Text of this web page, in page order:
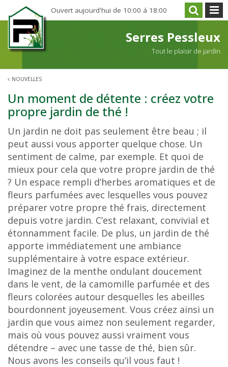
l
d
NOUVELLES
Ouvert aujourd'hui de 10:00 á 18:00
Serres Pessleux
Tout le plaisir de jardin
Un moment de détente : créez votre
propre jardin de thé !
Un jardin ne doit pas seulement être beau ; il
peut aussi vous apporter quelque chose. Un
sentiment de calme, par exemple. Et quoi de
mieux pour cela que votre propre jardin de thé
? Un espace rempli d’herbes aromatiques et de
fleurs parfumées avec lesquelles vous pouvez
préparer votre propre thé frais, directement
depuis votre jardin. C’est relaxant, convivial et
étonnamment facile. De plus, un jardin de thé
apporte immédiatement une ambiance
supplémentaire à votre espace extérieur.
Imaginez de la menthe ondulant doucement
dans le vent, de la camomille parfumée et des
fleurs colorées autour desquelles les abeilles
bourdonnent joyeusement. Vous créez ainsi un
jardin que vous aimez non seulement regarder,
mais où vous pouvez aussi vraiment vous
détendre – avec une tasse de thé, bien sûr.
Nous avons les conseils qu’il vous faut !